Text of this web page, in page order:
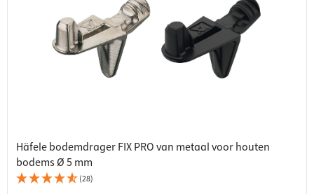
Häfele bodemdrager FIX PRO van metaal voor houten
bodems Ø 5 mm
(28)